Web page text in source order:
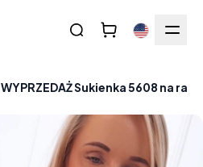
WYPRZEDAŻ Sukienka 5608 na